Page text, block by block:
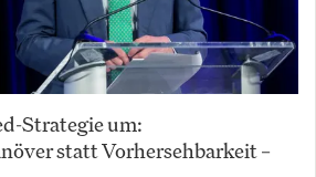
Strategie um:
statt Vorhersehbarkeit –